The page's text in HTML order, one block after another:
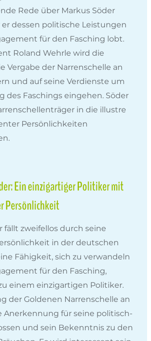
Rede über Markus Söder
er dessen politische Leistungen
für den Fasching lobt.
Roland Wehrle wird die
Vergabe der Narrenschelle an
und auf seine Verdienste um
des Faschings eingehen. Söder
in die illustre
Persönlichkeiten
Ein einzigartiger Politiker mit
Persönlichkeit
fällt zweifellos durch seine
in der deutschen
Fähigkeit, sich zu verwandeln
für den Fasching,
einem einzigartigen Politiker.
der Goldenen Narrenschelle an
Anerkennung für seine politisch-
und sein Bekenntnis zu den